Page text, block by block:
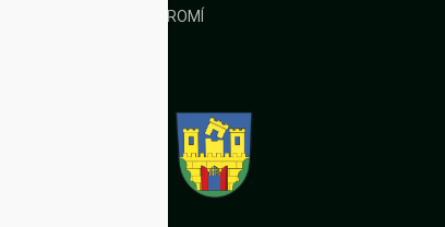
OCHRANA SOUKROMÍ